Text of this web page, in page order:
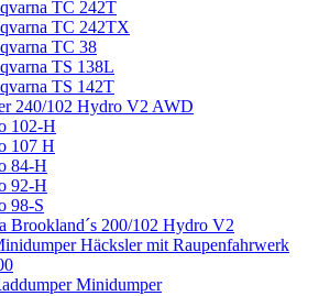
TC 242T
TC 242TX
TC 38
TS 138L
TS 142T
240/102 Hydro V2 AWD
102-H
107 H
84-H
92-H
98-S
Brookland´s 200/102 Hydro V2
Häcksler mit Raupenfahrwerk
Minidumper